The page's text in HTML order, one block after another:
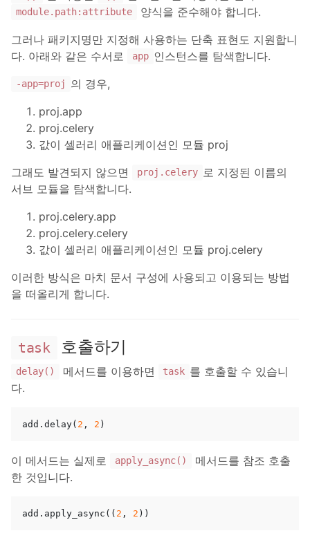
module.path:attribute
양식을 준수해야 합니다.
그러나 패키지명만 지정해 사용하는 단축 표현도 지원합니
다. 아래와 같은 수서로
app 인스턴스를 탐색합니다.
-app=proj
의 경우,
proj.app
proj.celery
값이 셀러리 애플리케이션인 모듈 proj
그래도 발견되지 않으면
proj.celery
로 지정된 이름의
서브 모듈을 탐색합니다.
proj.celery.app
proj.celery.celery
값이 셀러리 애플리케이션인 모듈 proj.celery
이러한 방식은 마치 문서 구성에 사용되고 이용되는 방법
을 떠올리게 합니다.
task 호출하기
delay() 메서드를 이용하면 task 를 호출할 수 있습니
다.
add . delay( 2 , 2 )
이 메서드는 실제로 apply_async()
메서드를 참조 호출
한 것입니다.
add . apply_async (( 2 , 2 ))